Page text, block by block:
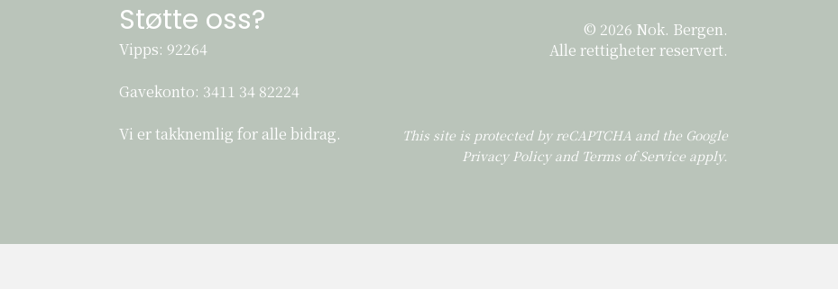
Støtte oss?
Vipps: 92264
Gavekonto: 3411 34 82224
Vi er takknemlig for alle bidrag.
© 2026 Nok. Bergen.
Alle rettigheter reservert.
This site is protected by reCAPTCHA and the Google
Privacy Policyand Terms of Serviceapply.